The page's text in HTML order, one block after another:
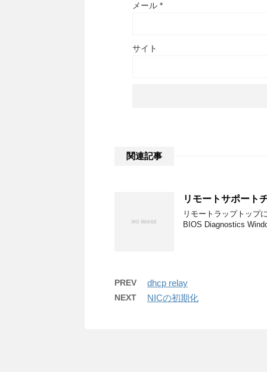
メール *
サイト
関連記事
リモートサポート
リモートラップトップ
BIOS Diagnostics
PREV dhcp relay
NEXT NICの初期化